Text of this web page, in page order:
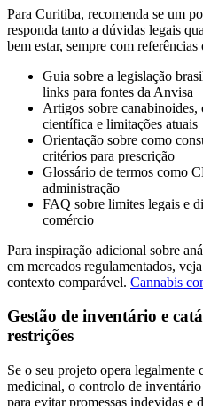
Para Curitiba, recomenda se um
responda tanto a dúvidas legais
bem estar, sempre com referências
Guia sobre a legislação
links para fontes da Anvisa
Artigos sobre canabinoides,
científica e limitações atuais
Orientação sobre como
critérios para prescrição
Glossário de termos como
administração
FAQ sobre limites legais e
comércio
Para inspiração adicional sobre
em mercados regulamentados,
contexto comparável. Cannabis
Gestão de inventário e
restrições
Se o seu projeto opera legalmente
medicinal, o controlo de
para evitar promessas indevidas e